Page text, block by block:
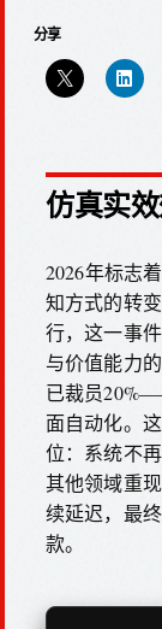
分享
仿真实
2026年标志
知方式的转
行，这一事
与价值能力
已裁员
面自动化。
位：系统不
其他领域重
续延迟，最
款。